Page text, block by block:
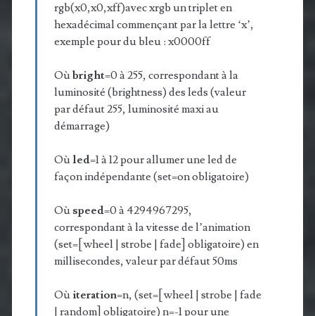
rgb(x0,x0,xff)avec xrgb un triplet en
hexadécimal commençant par la lettre ‘x’,
exemple pour du bleu : x0000ff
Oùbright=0 à 255, correspondant à la
luminosité (brightness) des leds (valeur
par défaut 255, luminosité maxi au
démarrage)
Où led=1 à 12 pour allumer une led de
façon indépendante (set=on obligatoire)
Où speed=0 à 4294967295,
correspondant à la vitesse de l’animation
(set=[ wheel | strobe | fade] obligatoire) en
millisecondes, valeur par défaut 50ms
Où iteration=n, (set=[ wheel | strobe | fade
| random] obligatoire) n=-1 pour une